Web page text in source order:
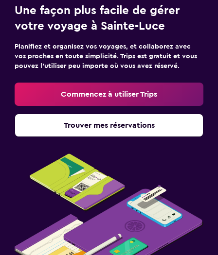
Une façon plus facile de gérer
votre voyage à Sainte-Luce
Planifiez et organisez vos voyages, et collaborez avec
vos proches en toute simplicité. Trips est gratuit et vous
pouvez l’utiliser peu importe où vous avez réservé.
Commencez à utiliser Trips
Trouver mes réservations